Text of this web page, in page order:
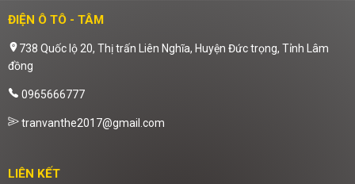
ĐIỆN Ô TÔ - TÂM
738 Quốc lộ 20, Thị trấn Liên Nghĩa, Huyện Đức trọng, Tỉnh Lâm
đồng
0965666777
tranvanthe2017@gmail.com
LIÊN KẾT